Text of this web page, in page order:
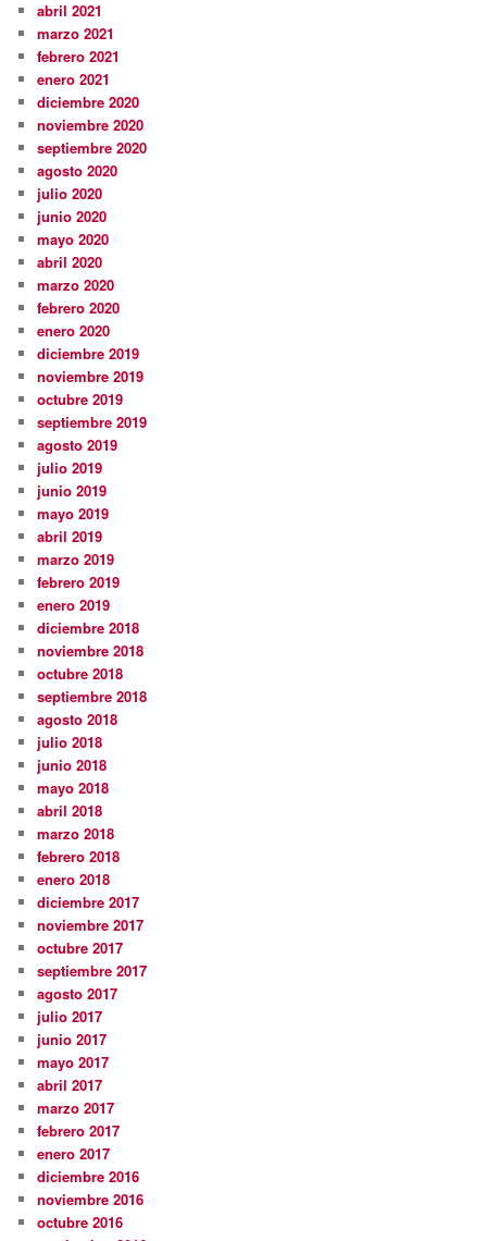
abril 2021
marzo 2021
febrero 2021
enero 2021
diciembre 2020
noviembre 2020
septiembre 2020
agosto 2020
julio 2020
junio 2020
mayo 2020
abril 2020
marzo 2020
febrero 2020
enero 2020
diciembre 2019
noviembre 2019
octubre 2019
septiembre 2019
agosto 2019
julio 2019
junio 2019
mayo 2019
abril 2019
marzo 2019
febrero 2019
enero 2019
diciembre 2018
noviembre 2018
octubre 2018
septiembre 2018
agosto 2018
julio 2018
junio 2018
mayo 2018
abril 2018
marzo 2018
febrero 2018
enero 2018
diciembre 2017
noviembre 2017
octubre 2017
septiembre 2017
agosto 2017
julio 2017
junio 2017
mayo 2017
abril 2017
marzo 2017
febrero 2017
enero 2017
diciembre 2016
noviembre 2016
octubre 2016